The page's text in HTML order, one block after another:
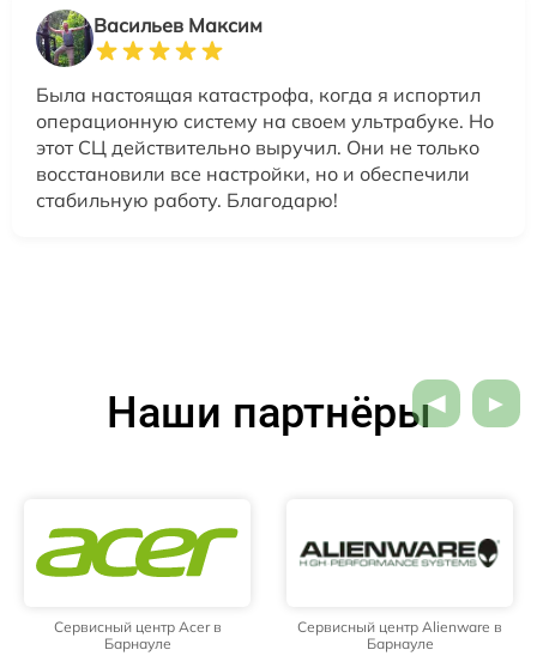
Васильев Максим
Была настоящая катастрофа, когда я испортил
операционную систему на своем ультрабуке. Но
этот СЦ действительно выручил. Они не только
восстановили все настройки, но и обеспечили
стабильную работу. Благодарю!
Наши партнёры
Сервисный центр Acer в
Барнауле
Сервисный центр Alienware в
Барнауле